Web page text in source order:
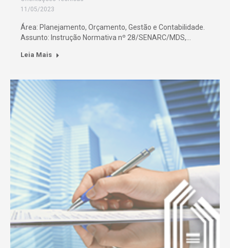
11/05/2023
Área: Planejamento, Orçamento, Gestão e Contabilidade.
Assunto: Instrução Normativa nº 28/SENARC/MDS,…
Leia Mais